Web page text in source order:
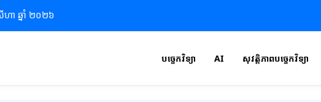
ហា ឆ្នាំ ២០២៦
បច្ចេកវិទ្យា AI សុវត្តិភាពបច្ចេកវិទ្យា